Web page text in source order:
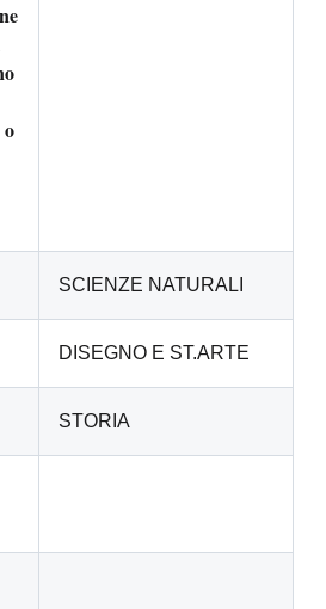
SCIENZE NATURALI
DISEGNO E ST.ARTE
STORIA